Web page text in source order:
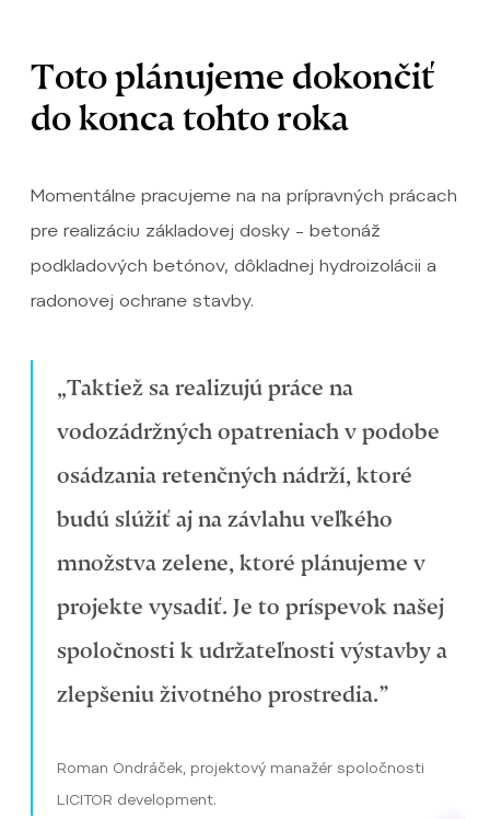
Toto plánujeme dokončiť
do konca tohto roka
Momentálne pracujeme na na prípravných prácach
pre realizáciu základovej dosky – betonáž
podkladových betónov, dôkladnej hydroizolácii a
radonovej ochrane stavby.
„Taktiež sa realizujú práce na
vodozádržných opatreniach v podobe
osádzania retenčných nádrží, ktoré
budú slúžiť aj na závlahu veľkého
množstva zelene, ktoré plánujeme v
projekte vysadiť. Je to príspevok našej
spoločnosti k udržateľnosti výstavby a
zlepšeniu životného prostredia.”
Roman Ondráček, projektový manažér spoločnosti
LICITOR development.